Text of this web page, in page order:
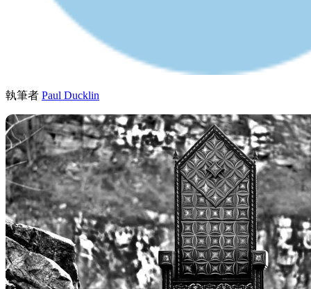
執筆者 Paul Ducklin